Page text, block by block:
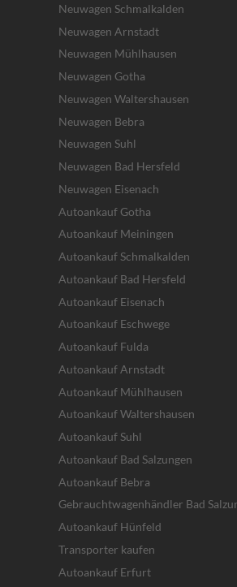
Neuwagen Schmalkalden
Neuwagen Arnstadt
Neuwagen Mühlhausen
Neuwagen Gotha
Neuwagen Waltershausen
Neuwagen Bebra
Neuwagen Suhl
Neuwagen Bad Hersfeld
Neuwagen Eisenach
Autoankauf Gotha
Autoankauf Meiningen
Autoankauf Schmalkalden
Autoankauf Bad Hersfeld
Autoankauf Eisenach
Autoankauf Eschwege
Autoankauf Fulda
Autoankauf Arnstadt
Autoankauf Mühlhausen
Autoankauf Waltershausen
Autoankauf Suhl
Autoankauf Bad Salzungen
Autoankauf Bebra
Gebrauchtwagenhändler Bad
Autoankauf Hünfeld
Transporter kaufen
Autoankauf Erfurt